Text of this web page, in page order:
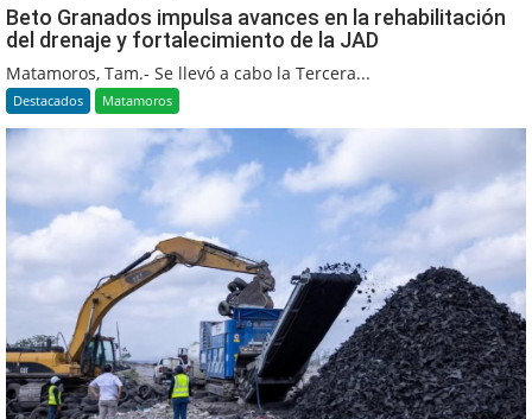
Beto Granados impulsa avances en la rehabilitación
del drenaje y fortalecimiento de la JAD
Matamoros, Tam.- Se llevó a cabo la Tercera...
Destacados Matamoros